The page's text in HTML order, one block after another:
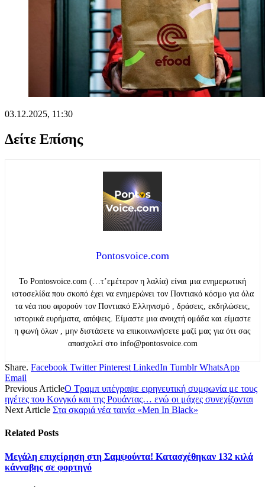
03.12.2025, 11:30
Δείτε Επίσης
Pontosvoice.com
Το Pontosvoice.com (…τ’εμέτερον η λαλία) είναι μια ενημερωτική
ιστοσελίδα που σκοπό έχει να ενημερώνει τον Ποντιακό κόσμο για όλα
τα νέα που αφορούν τον Ποντιακό Ελληνισμό , δράσεις, εκδηλώσεις,
ιστορικά ευρήματα, απόψεις. Είμαστε μια ανοιχτή ομάδα και είμαστε
η φωνή όλων , μην διστάσετε να επικοινωνήσετε μαζί μας για ότι σας
απασχολεί στο info@pontosvoice.com
Share. Facebook Twitter Pinterest LinkedIn Tumblr WhatsApp
Email
Previous ArticleΟ Τραμπ υπέγραψε ειρηνευτική συμφωνία με τους
ηγέτες του Κονγκό και της Ρουάντας… ενώ οι μάχες συνεχίζονται
Next Article Στα σκαριά νέα ταινία «Men In Black»
Related Posts
Μεγάλη επιχείρηση στη Σαμψούντα! Κατασχέθηκαν 132 κιλά
κάνναβης σε φορτηγό